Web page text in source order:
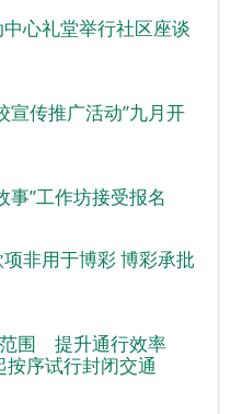
心礼堂举行社区座谈
宣传推广活动”九月开
事”工作坊接受报名
非用于博彩 博彩承批
范围 提升通行效率
序试行封闭交通